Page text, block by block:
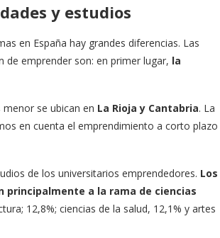
y estudios
en España hay grandes diferencias. Las
emprender son: en primer lugar, la
se ubican en La Rioja y Cantabria. La
en cuenta el emprendimiento a corto plazo
de los universitarios emprendedores. Los
a la rama de ciencias
12,8%; ciencias de la salud, 12,1% y artes